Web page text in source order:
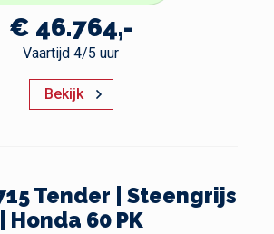
€ 46.764,-
Vaartijd 4/5 uur
Bekijk
Tender | Steengrijs
| Honda 60 PK